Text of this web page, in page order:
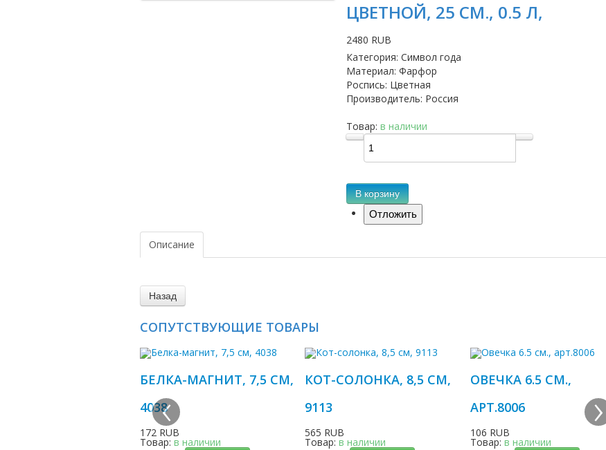
ЦВЕТНОЙ, 25 СМ., 0.5 Л,
2480 RUB
Категория: Символ года
Материал: Фарфор
Роспись: Цветная
Производитель: Россия
Товар: в наличии
В корзину
Описание
СОПУТСТВУЮЩИЕ ТОВАРЫ
БЕЛКА-МАГНИТ, 7,5 СМ,
4038
172 RUB
Товар: в наличии
КОТ-СОЛОНКА, 8,5 СМ,
9113
565 RUB
Товар:в наличии
ОВЕЧКА 6.5 СМ.,
АРТ.8006
106 RUB
Товар: в наличии
‹ ›